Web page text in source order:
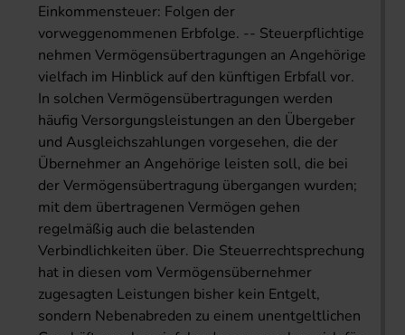
Einkommensteuer: Folgen der
vorweggenommenen Erbfolge. -- Steuerpflichtige
nehmen Vermögensübertragungen an Angehörige
vielfach im Hinblick auf den künftigen Erbfall vor.
In solchen Vermögensübertragungen werden
häufig Versorgungsleistungen an den Übergeber
und Ausgleichszahlungen vorgesehen, die der
Übernehmer an Angehörige leisten soll, die bei
der Vermögensübertragung übergangen wurden;
mit dem übertragenen Vermögen gehen
regelmäßig auch die belastenden
Verbindlichkeiten über. Die Steuerrechtsprechung
hat in diesen vom Vermögensübernehmer
zugesagten Leistungen bisher kein Entgelt,
sondern Nebenabreden zu einem unentgeltlichen